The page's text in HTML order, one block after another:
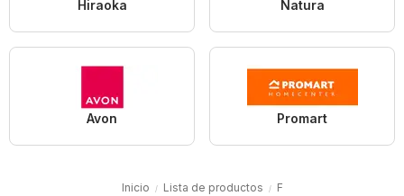
Hiraoka Natura
Avon Promart
Inicio Lista de productos F